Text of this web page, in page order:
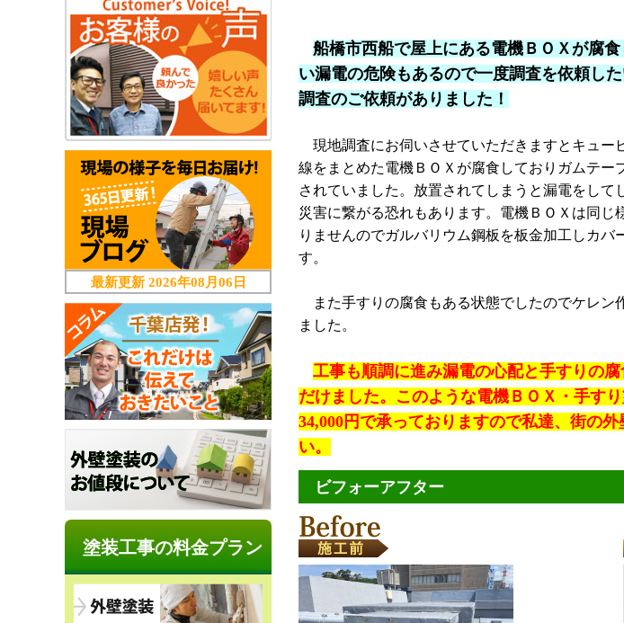
船橋市西船で屋上にある電機ＢＯＸが腐食
い漏電の危険もあるので一度調査を依頼し
調査のご依頼がありました！
現地調査にお伺いさせていただきますとキュー
線をまとめた電機ＢＯＸが腐食しておりガムテー
されていました。放置されてしまうと漏電をして
災害に繋がる恐れもあります。電機ＢＯＸは同じ
りませんのでガルバリウム鋼板を板金加工しカバ
す。
また手すりの腐食もある状態でしたのでケレン
ました。
工事も順調に進み漏電の心配と手すりの
だけました。このような電機ＢＯＸ・手す
34,000円で承っておりますので私達、街の
い。
ビフォーアフター
最新更新 2026年08月06日
塗装工事の料金プラン